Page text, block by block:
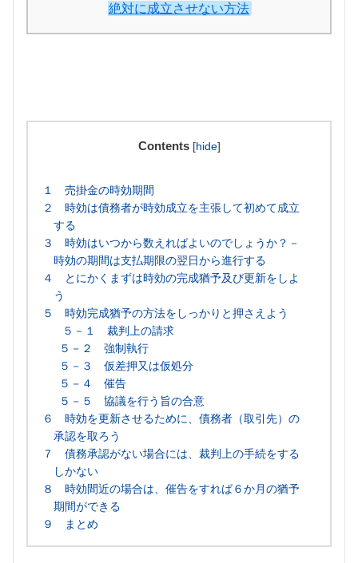
絶対に成立させない方法
Contents [hide]
１ 売掛金の時効期間
２ 時効は債務者が時効成立を主張して初めて成立
する
３ 時効はいつから数えればよいのでしょうか？－
時効の期間は支払期限の翌日から進行する
４ とにかくまずは時効の完成猶予及び更新をしよ
う
５ 時効完成猶予の方法をしっかりと押さえよう
５－１ 裁判上の請求
５－２ 強制執行
５－３ 仮差押又は仮処分
５－４ 催告
５－５ 協議を行う旨の合意
６ 時効を更新させるために、債務者（取引先）の
承認を取ろう
７ 債務承認がない場合には、裁判上の手続をする
しかない
８ 時効間近の場合は、催告をすれば６か月の猶予
期間ができる
９ まとめ